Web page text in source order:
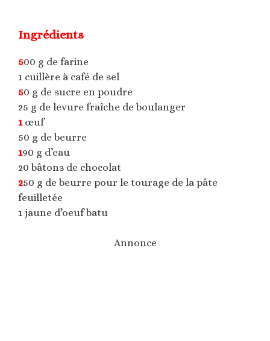
Ingrédients
500 g de farine
1 cuillère à café de sel
50 g de sucre en poudre
25 g de levure fraîche de boulanger
1 œuf
50 g de beurre
190 g d’eau
20 bâtons de chocolat
250 g de beurre pour le tourage de la pâte
feuilletée
1 jaune d’oeuf batu
Annonce